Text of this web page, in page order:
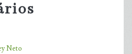
Neto